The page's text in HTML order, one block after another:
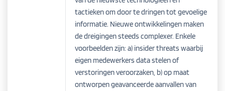
tactieken om door te dringen tot gevoelige
informatie. Nieuwe ontwikkelingen maken
de dreigingen steeds complexer. Enkele
voorbeelden zijn: a) insider threats waarbij
eigen medewerkers data stelen of
verstoringen veroorzaken, b) op maat
ontworpen geavanceerde aanvallen van